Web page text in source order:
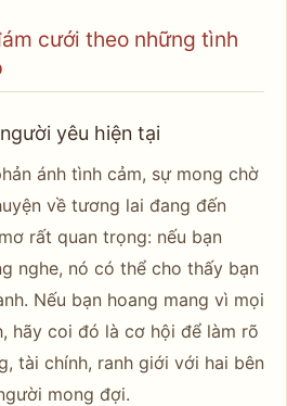
cưới theo những tình
yêu hiện tại
ánh tình cảm, sự mong chờ
về tương lai đang đến
rất quan trọng: nếu bạn
nghe, nó có thể cho thấy bạn
Nếu bạn hoang mang vì mọi
hãy coi đó là cơ hội để làm rõ
tài chính, ranh giới với hai bên
mong đợi.